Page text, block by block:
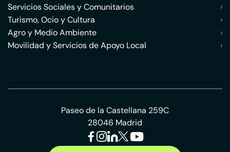
Servicios Sociales y Comunitarios
›
Turismo, Ocio y Cultura
›
Agro y Medio Ambiente
›
Movilidad y Servicios de Apoyo Local
›
Paseo de la Castellana 259C
28046 Madrid